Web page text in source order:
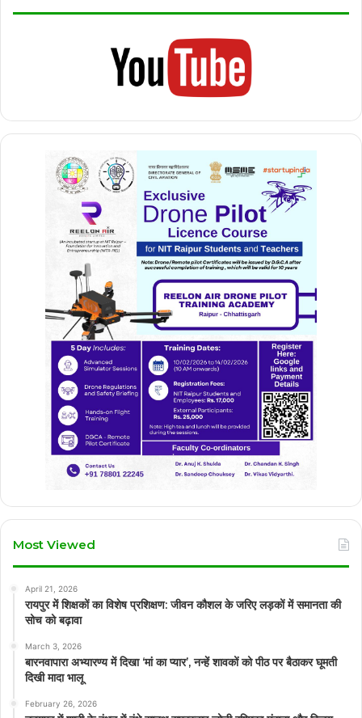
Most Viewed
April 21, 2026
रायपुर में शिक्षकों का विशेष प्रशिक्षण: जीवन कौशल के जरिए लड़कों में समानता की
सोच को बढ़ावा
March 3, 2026
बारनवापारा अभ्यारण्य में दिखा ‘मां का प्यार’, नन्हें शावकों को पीठ पर बैठाकर घूमती
दिखी मादा भालू
February 26, 2026